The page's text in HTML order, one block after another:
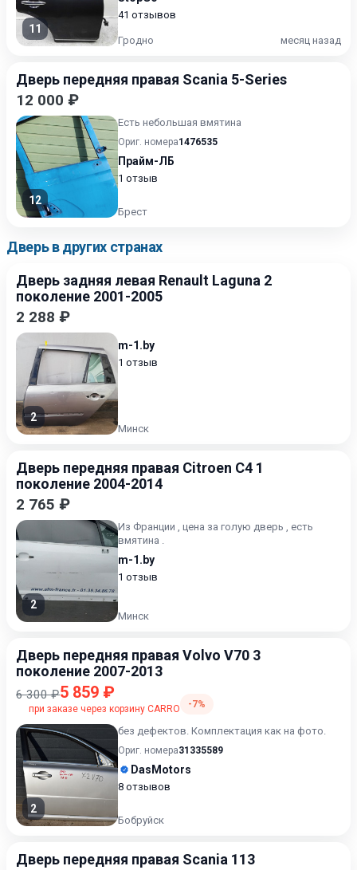
11
41 отзывов
Гродно месяц назад
Дверь передняя правая Scania 5-Series
12 000 ₽
12
Есть небольшая вмятина
Ориг. номера1476535
Прайм-ЛБ
1 отзыв
Брест
Дверь в других странах
Дверь задняя левая Renault Laguna 2
поколение 2001-2005
2 288 ₽
2
m-1.by
1 отзыв
Минск
Дверь передняя правая Citroen C4 1
поколение 2004-2014
2 765 ₽
2
Из Франции , цена за голую дверь , есть
вмятина .
m-1.by
1 отзыв
Минск
Дверь передняя правая Volvo V70 3
поколение 2007-2013
6 300 ₽5 859 ₽
при заказе через корзину CARRO -7%
2
без дефектов. Комплектация как на фото.
Ориг. номера31335589
DasMotors
8 отзывов
Бобруйск
Дверь передняя правая Scania 113